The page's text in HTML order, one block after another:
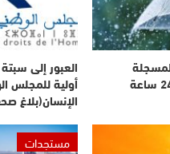
بالمملكة خلال الـ 24 ساعة
العبور إلى
أولية للمجلس
الإنسان(بلاغ
مستجدات